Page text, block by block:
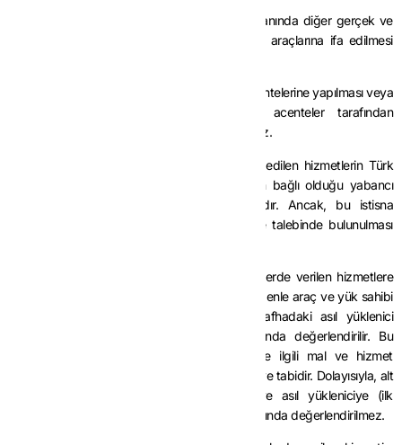
Hizmetin liman ve hava meydanı işletmeleri yanında diğer gerçek ve
tüzel kişiler tarafından deniz ve hava taşıma araçlarına ifa edilmesi
Bu hizmetlerin araç ve yük sahibi firmaların acentelerine yapılması veya
hizmetlere ilişkin işlem veya ödemelerin acenteler tarafından
gerçekleştirilmesi istisna uygulamasını etkilemez.
Bu kapsamda, KDV’den istisna olarak temin edilen hizmetlerin Türk
acenteler tarafından araç ve yük sahiplerinin bağlı olduğu yabancı
acentelere yansıtılması da KDV’den istisnadır. Ancak, bu istisna
uygulamasına ilişkin acenteler tarafından iade talebinde bulunulması
Liman ve hava meydanı olarak belirlenen yerlerde verilen hizmetlere
ilişkin söz konusu istisna tek aşamalıdır. Bu nedenle araç ve yük sahibi
firmalara veya acentelerine doğrudan ilk safhadaki asıl yüklenici
tarafından verilen hizmetler istisna kapsamında değerlendirilir. Bu
mükelleflerin istisna kapsamındaki hizmetlerle ilgili mal ve hizmet
alımları ise genel hükümler çerçevesinde KDV’ye tabidir. Dolayısıyla, alt
yükleniciler (taşeronlar) tarafından verilen ve asıl yükleniciye (ilk
safhaya) fatura edilen hizmetler istisna kapsamında değerlendirilmez.